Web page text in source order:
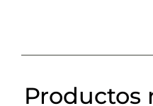
Productos